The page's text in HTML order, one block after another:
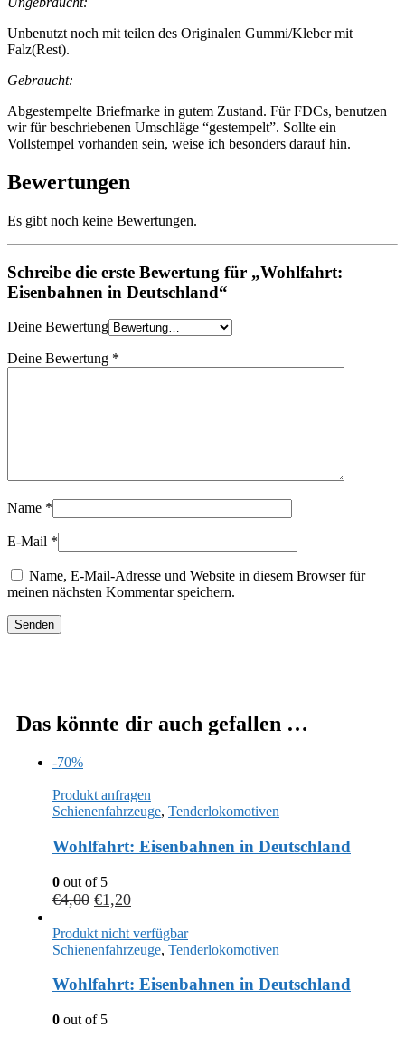
Unbenutzt noch mit teilen des Originalen Gummi/Kleber mit
Falz(Rest).
Gebraucht:
Abgestempelte Briefmarke in gutem Zustand. Für FDCs, benutzen
wir für beschriebenen Umschläge “gestempelt”. Sollte ein
Vollstempel vorhanden sein, weise ich besonders darauf hin.
Bewertungen
Es gibt noch keine Bewertungen.
Schreibe die erste Bewertung für „Wohlfahrt:
Eisenbahnen in Deutschland“
Deine Bewertung
Deine Bewertung *
Name *
E-Mail *
Name, E-Mail-Adresse und Website in diesem Browser für
meinen nächsten Kommentar speichern.
Das könnte dir auch gefallen …
-70%
Produkt anfragen
Schienenfahrzeuge, Tenderlokomotiven
Wohlfahrt: Eisenbahnen in Deutschland
0 out of 5
€4,00 €1,20
Produkt nicht verfügbar
Schienenfahrzeuge, Tenderlokomotiven
Wohlfahrt: Eisenbahnen in Deutschland
0 out of 5